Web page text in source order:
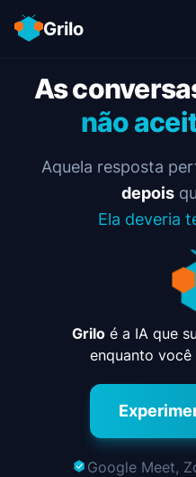
Grilo
As
não
Aquela resposta
depois
Ela deveria
Grilo é a IA que
enquanto
Google Meet,